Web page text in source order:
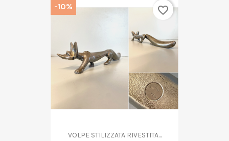
VOLPE STILIZZATA RIVESTITA...
-10% favorite_border